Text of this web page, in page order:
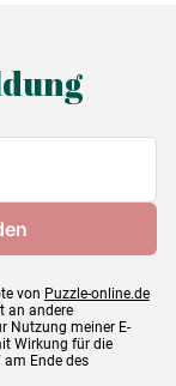
von Puzzle-online.de
an andere
Nutzung meiner E-
Wirkung für die
am Ende des